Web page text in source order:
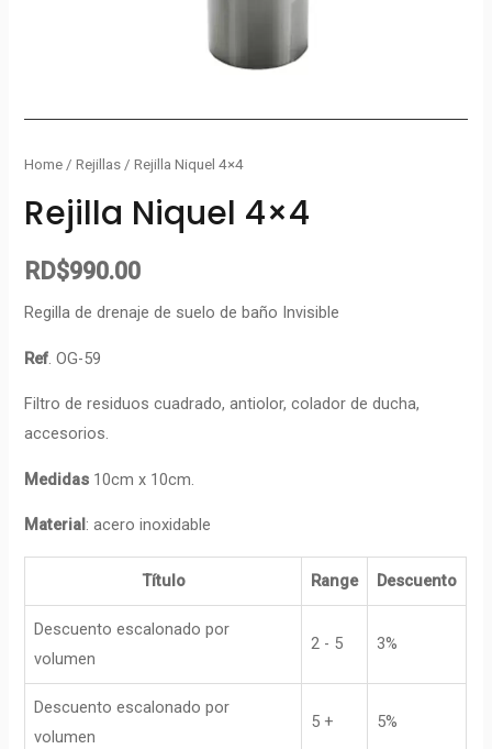
Home /Rejillas / Rejilla Niquel 4×4
Rejilla Niquel 4×4
RD$990.00
Regilla de drenaje de suelo de baño Invisible
Ref. OG-59
Filtro de residuos cuadrado, antiolor, colador de ducha,
accesorios.
Medidas 10cm x 10cm.
Material : acero inoxidable
Título Range Descuento
Descuento escalonado por
volumen
2 - 5 3%
Descuento escalonado por
volumen
5 + 5%